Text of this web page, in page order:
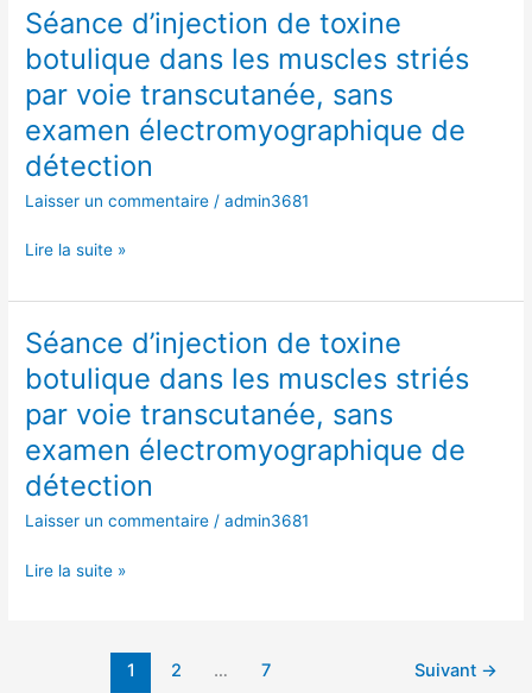
sans
examen
électromyographique
de
détection
Séance d’injection de toxine
botulique dans les muscles striés
par voie transcutanée, sans
examen électromyographique de
détection
Laisser un commentaire /admin3681
Séance
d’injection
de
toxine
botulique
les
muscles
par
transcutanée,
sans
examen
électromyographique
de
détection
Lire la suite »
Séance d’injection de toxine
botulique dans les muscles striés
par voie transcutanée, sans
examen électromyographique de
détection
Laisser un commentaire /admin3681
Séance
d’injection
de
toxine
botulique
dans
les
muscles
par
Lire la suite »
1 2 … 7 Suivant →